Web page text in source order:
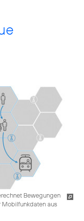
Bewegungen
Mobilfunkdaten aus